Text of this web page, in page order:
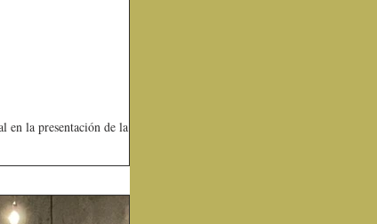
la presentación de la...